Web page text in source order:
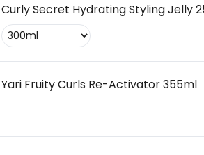
Curly Secret Hydrating Styling Jelly
Yari Fruity Curls Re-Activator 355ml